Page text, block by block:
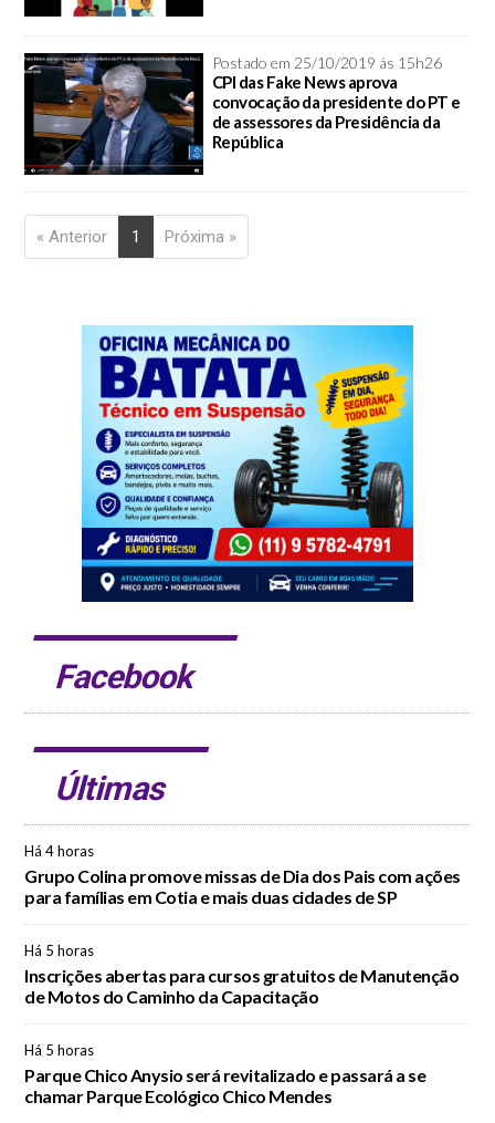
Postado em 25/10/2019 ás 15h26
CPI das Fake News aprova
convocação da presidente do PT e
de assessores da Presidência da
República
« Anterior 1 Próxima »
Facebook
Últimas
Há 4 horas
Grupo Colina promove missas de Dia dos Pais com ações
para famílias em Cotia e mais duas cidades de SP
Há 5 horas
Inscrições abertas para cursos gratuitos de Manutenção
de Motos do Caminho da Capacitação
Há 5 horas
Parque Chico Anysio será revitalizado e passará a se
chamar Parque Ecológico Chico Mendes